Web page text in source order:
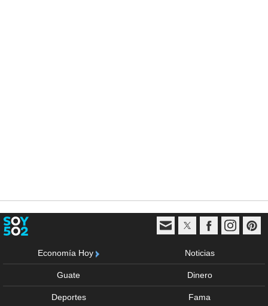
Economía Hoy Noticias
Guate Dinero
Deportes Fama